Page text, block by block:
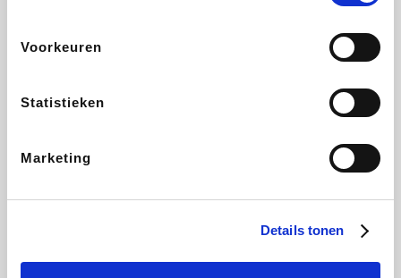
Voorkeuren
Statistieken
Marketing
Details tonen
Lufthansa
CheapTickets.be DeubaXXL